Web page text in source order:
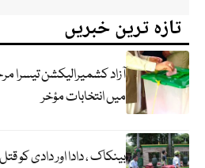
تازہ ترین خبریں
آزاد کشمیرالیکشن تیسرا
میں انتخابات مؤخر
بینکاک ، دادا اور دادی کو